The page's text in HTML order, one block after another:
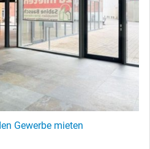
Gewerbe mieten